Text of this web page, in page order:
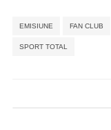
EMISIUNE FAN CLUB
SPORT TOTAL